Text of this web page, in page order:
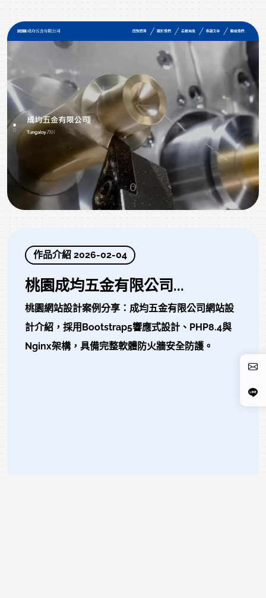
作品介紹 2026-02-04
桃園成均五金有限公司...
桃園網站設計案例分享：成均五金有限公司網站設
計介紹，採用Bootstrap5響應式設計、PHP8.4與
Nginx架構，具備完整軟體防火牆安全防護。